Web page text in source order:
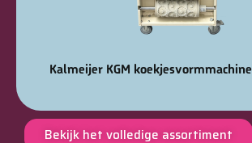
Kalmeijer KGM koekjesvormmachine
Bekijk het volledige assortiment